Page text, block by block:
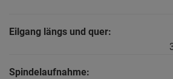
Eilgang längs und quer:
Spindelaufnahme: